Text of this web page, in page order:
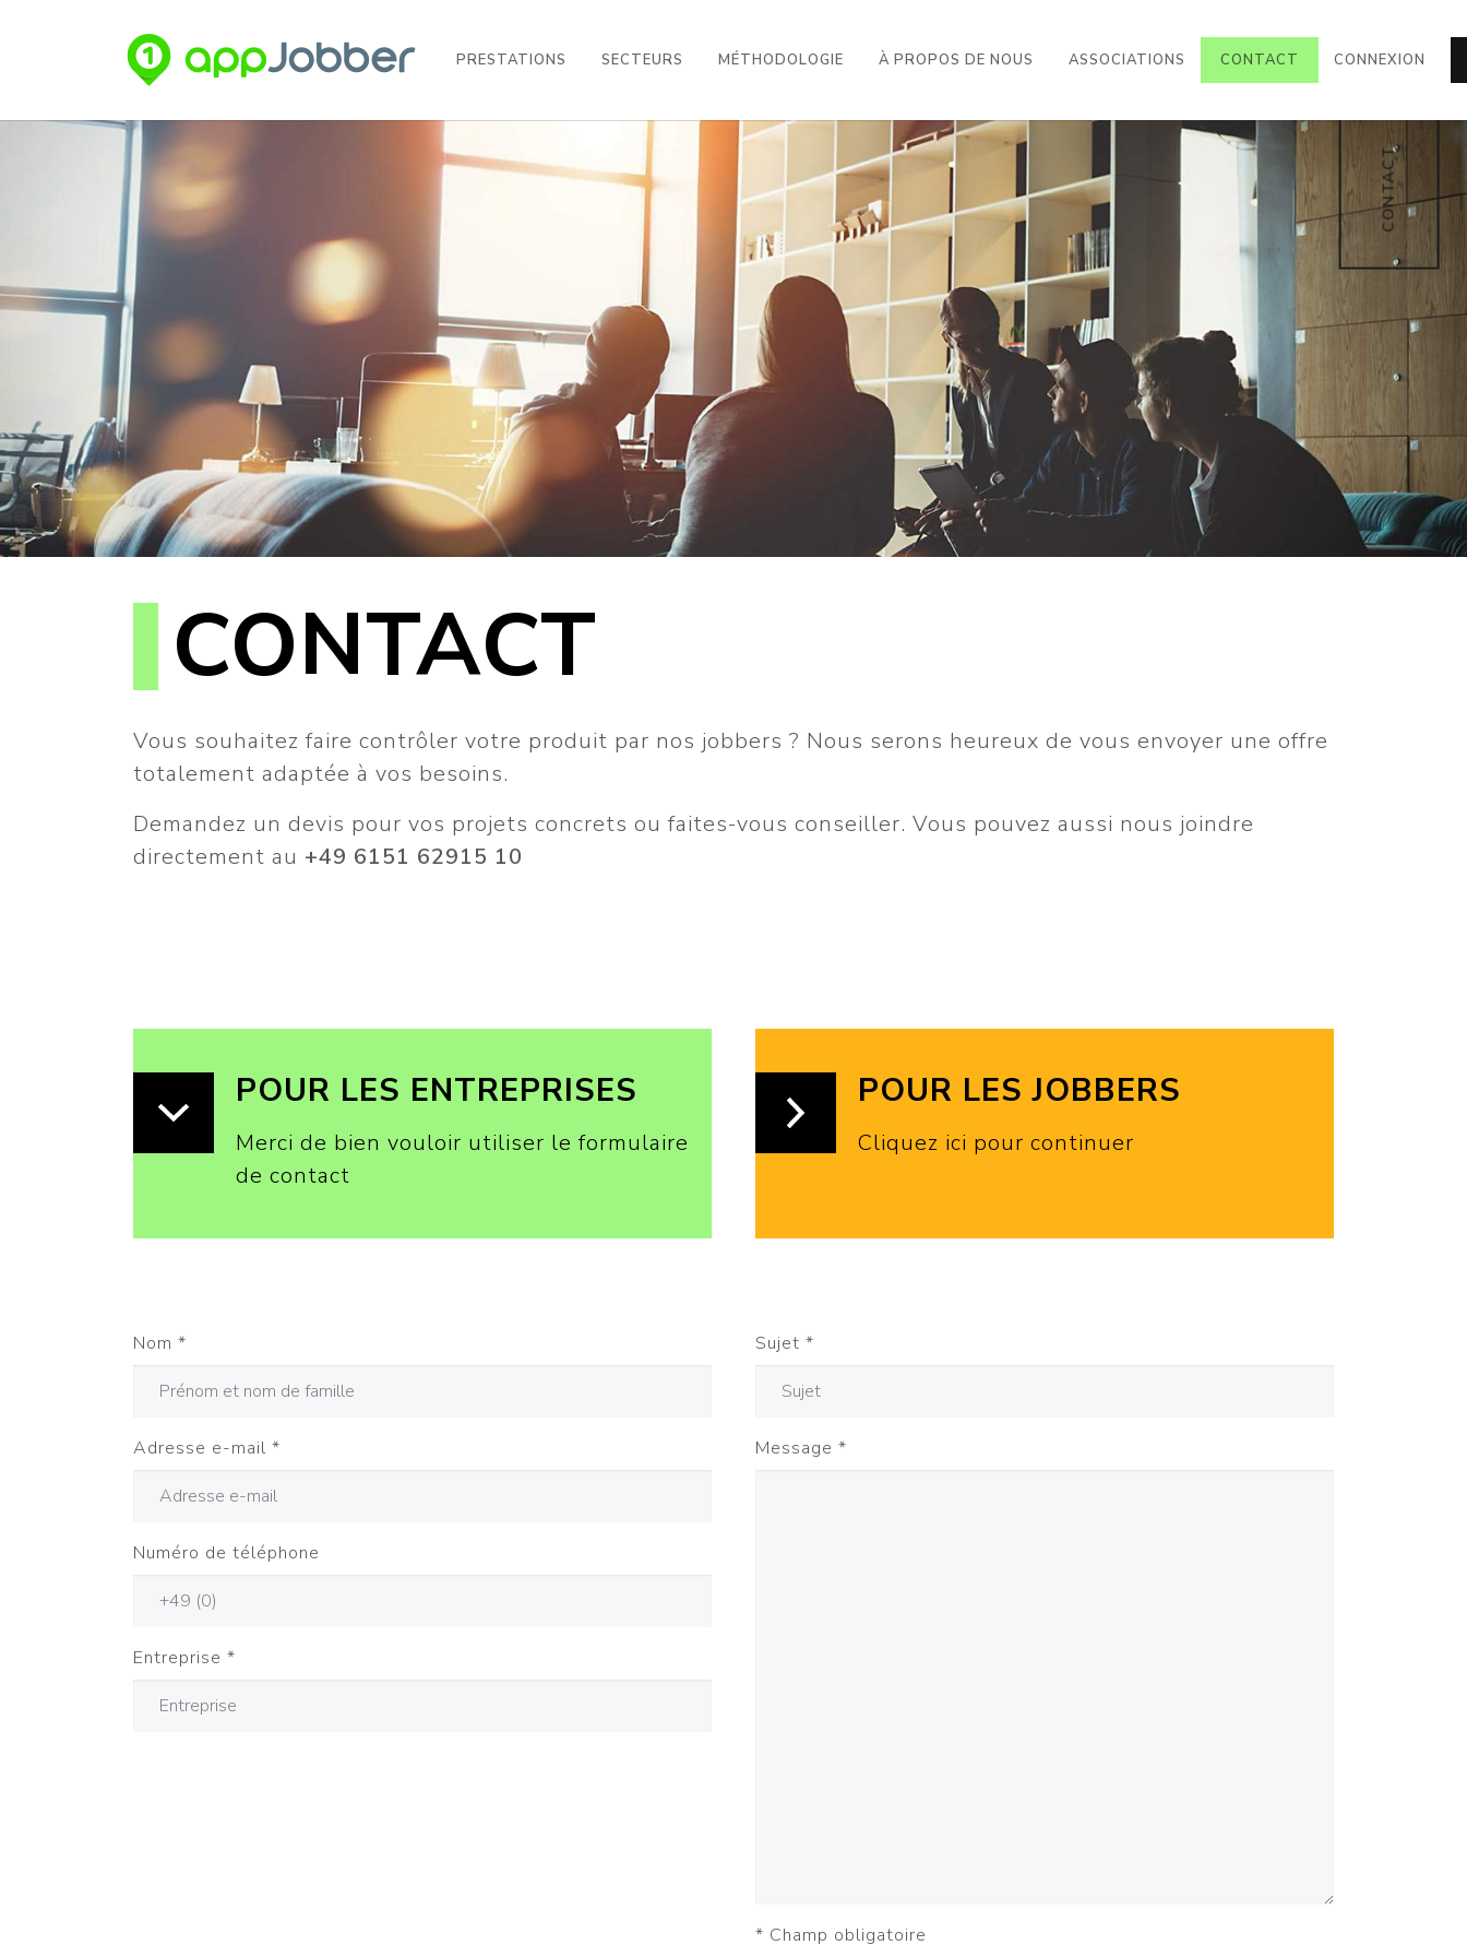
Aller au contenu principal
PRESTATIONS SECTEURS MÉTHODOLOGIE À PROPOS DE NOUS ASSOCIATIONS CONTACT ((CURRENT))
CONNEXION
CONTACT
CONTACT
Vous souhaitez faire contrôler votre produit par nos jobbers ? Nous serons heureux de vous envoyer une offre
totalement adaptée à vos besoins.
Demandez un devis pour vos projets concrets ou faites-vous conseiller. Vous pouvez aussi nous joindre
directement au +49 6151 62915 10
POUR LES ENTREPRISES
Merci de bien vouloir utiliser le formulaire
de contact
POUR LES JOBBERS
Cliquez ici pour continuer
Nom *
Adresse e-mail *
Numéro de téléphone
Entreprise *
Sujet *
Message *
* Champ obligatoire